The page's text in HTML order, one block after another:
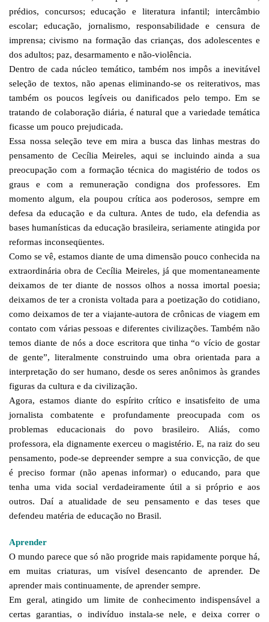
prédios, concursos; educação e literatura infantil; intercâmbio
escolar; educação, jornalismo, responsabilidade e censura de
imprensa; civismo na formação das crianças, dos adolescentes e
dos adultos; paz, desarmamento e não-violência.
Dentro de cada núcleo temático, também nos impôs a inevitável
seleção de textos, não apenas eliminando-se os reiterativos, mas
também os poucos legíveis ou danificados pelo tempo. Em se
tratando de colaboração diária, é natural que a variedade temática
ficasse um pouco prejudicada.
Essa nossa seleção teve em mira a busca das linhas mestras do
pensamento de Cecília Meireles, aqui se incluindo ainda a sua
preocupação com a formação técnica do magistério de todos os
graus e com a remuneração condigna dos professores. Em
momento algum, ela poupou crítica aos poderosos, sempre em
defesa da educação e da cultura. Antes de tudo, ela defendia as
bases humanísticas da educação brasileira, seriamente atingida por
reformas inconseqüentes.
Como se vê, estamos diante de uma dimensão pouco conhecida na
extraordinária obra de Cecília Meireles, já que momentaneamente
deixamos de ter diante de nossos olhos a nossa imortal poesia;
deixamos de ter a cronista voltada para a poetização do cotidiano,
como deixamos de ter a viajante-autora de crônicas de viagem em
contato com várias pessoas e diferentes civilizações. Também não
temos diante de nós a doce escritora que tinha “o vício de gostar
de gente”, literalmente construindo uma obra orientada para a
interpretação do ser humano, desde os seres anônimos às grandes
figuras da cultura e da civilização.
Agora, estamos diante do espírito crítico e insatisfeito de uma
jornalista combatente e profundamente preocupada com os
problemas educacionais do povo brasileiro. Aliás, como
professora, ela dignamente exerceu o magistério. E, na raiz do seu
pensamento, pode-se depreender sempre a sua convicção, de que
é preciso formar (não apenas informar) o educando, para que
tenha uma vida social verdadeiramente útil a si próprio e aos
outros. Daí a atualidade de seu pensamento e das teses que
defendeu matéria de educação no Brasil.
Aprender
O mundo parece que só não progride mais rapidamente porque há,
em muitas criaturas, um visível desencanto de aprender. De
aprender mais continuamente, de aprender sempre.
Em geral, atingido um limite de conhecimento indispensável a
certas garantias, o indivíduo instala-se nele, e deixa correr o